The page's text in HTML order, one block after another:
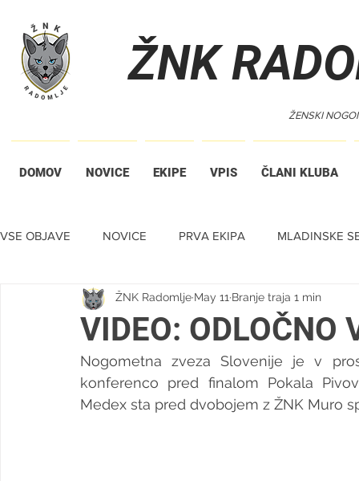
ŽNK
ŽENSKI
DOMOV NOVICE EKIPE VPIS ČLANI KLUBA
VSE OBJAVE NOVICE PRVA EKIPA MLADINSKE
TIHA DRAŽBA
VIDEO: ODLOČNO
ŽNK Radomlje May 11 Branje traja 1 min
Nogometna zveza Slovenije je v
konferenco pred finalom Pokala
Medex sta pred dvobojem z ŽNK Muro